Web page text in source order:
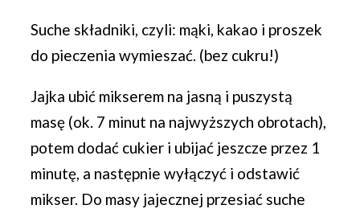
Suche składniki, czyli: mąki, kakao i proszek
do pieczenia wymieszać. (bez cukru!)
Jajka ubić mikserem na jasną i puszystą
masę (ok. 7 minut na najwyższych obrotach),
potem dodać cukier i ubijać jeszcze przez 1
minutę, a następnie wyłączyć i odstawić
mikser. Do masy jajecznej przesiać suche